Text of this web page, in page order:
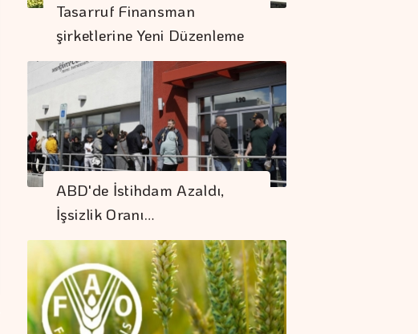
Tasarruf Finansman
şirketlerine Yeni Düzenleme
ABD'de İstihdam Azaldı,
İşsizlik Oranı…
Borsa Güne
Yükselişle Başladı
Dolar 47.70 Liradan
Açıldı
Altının Kilogramı 6